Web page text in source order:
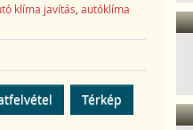
klíma javítás autóklíma
Térkép